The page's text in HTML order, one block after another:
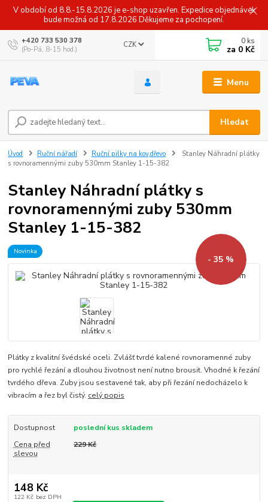
V období od 8.8.-15.8.2026 je e-shop uzavřen. Expedice objednávek
bude možná od 17.8.2026 Děkujeme za pochopení.
Menu
CZK
Hledat
+420 733 530 378
(Po-Pá, 8-15 hod.)
0 ks
za 0 Kč
Úvod Ruční nářadí Ruční pilky na kov,dřevo
Stanley Náhradní plátky
s rovnoramennými zuby 530mm Stanley 1-15-382
Stanley Náhradní plátky s
rovnoramennými zuby 530mm
Stanley 1-15-382
Novinka
- 35 %
Plátky z kvalitní švédské oceli. Zvlášť tvrdé kalené rovnoramenné zuby
pro rychlé řezání a dlouhou životnost není nutno brousit. Vhodné k řezání
tvrdého dřeva. Zuby jsou sestavené tak, aby při řezání nedocházelo k
vibracím a řez byl čistý. celý popis
Dostupnost
poslední kus skladem
Cena před
slevou
229 Kč
148 Kč
122 Kč bez DPH